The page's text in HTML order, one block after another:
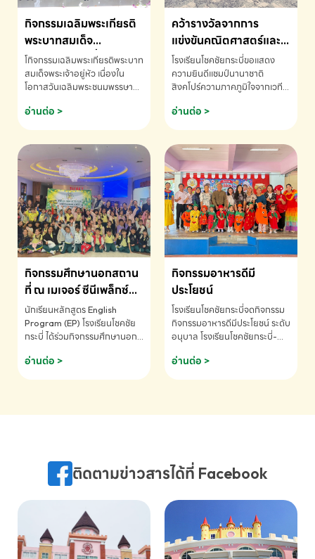
กิจกรรมเฉลิมพระเกียรติ
พระบาทสมเด็จ
พระเจ้าอยู่หัว เนื่องใน
โอกาสวันเฉลิม
พระชนมพรรษา
โกิจกรรมเฉลิมพระเกียรติพระบาท
สมเด็จพระเจ้าอยู่หัว เนื่องใน
โอกาสวันเฉลิมพระชนมพรรษา
ข้อมูลเพิ่มเติม โทร. 075-691910
อ่านต่อ >
คว้ารางวัลจากการ
แข่งขันคณิตศาสตร์และ
คณิตคิดเร็วนานาชาติ
ครั้งที่ 46 ประจำปี 2569
ณ ประเทศสิงคโปร์
โรงเรียนโชคชัยกระบี่ขอแสดง
ความยินดีแชมป์นานาชาติ
สิงคโปร์ความภาคภูมิใจจากเวที
ด.ช.พัทธนันท์ พรหมพันธ์ ชั้น
อนุบาล EP K3 โรงเรียนโชคชัย
แข่งขันคณิตศาสตร์และคณิตคิด
เร็วนานาชาติ ครั้งที่ 46 ประจำปี
2569 ณ ประเทศสิงคโปร์
INTERNATIONAL
MATHEMATICS AND
MENTAL ARITHMETIC
COMPETITION 2026 - ถ้วย
รางวัลรองชนะเลิศอันดับที่ 2
Mental Arithmetic
Competition K2 - ถ้วยรางวัล
รองชนะเลิศอันดับที่ 2 Mental
K2(Grop) โรงเรียนโชคชัยกระบี่-
สอบถามข้อมูลเพิ่มเติม โทร.
075-691910
อ่านต่อ >
กิจกรรมศึกษานอกสถาน
ที่ ณ เมเจอร์ ซีนีเพล็กซ์
ระดับประถมศึกษา (EP.1-
6)
นักเรียนหลักสูตร English
Program (EP) โรงเรียนโชคชัย
กระบี่ ได้ร่วมกิจกรรมศึกษานอก
ชมภาพยนตร์ Toy Story 5
(Soundtrack)เพื่อเสริมทักษะ
ภาษา ผ่านประสบการณ์การเรียนรู้
075-691910
อ่านต่อ >
กิจกรรมอาหารดีมี
ประโยชน์
โรงเรียนโชคชัยกระบี่จดกิจกรรม
กิจกรรมอาหารดีมีประโยชน์ ระดับ
อนุบาล โรงเรียนโชคชัยกระบี่-
075-691910
อ่านต่อ >
ติดตามข่าวสารได้ที่ Facebook